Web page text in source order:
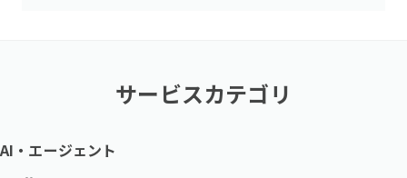
サービスカテゴリ
AI・エージェント